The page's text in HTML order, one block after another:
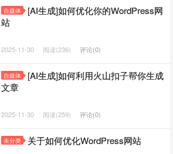
自媒体
[AI生成]如何优化你的WordPress网
站
2025-11-30 阅读(236) 评论(0)
自媒体
[AI生成]如何利用火山扣子帮你生成
文章
2025-11-30 阅读(259) 评论(0)
未分类 关于如何优化WordPress网站